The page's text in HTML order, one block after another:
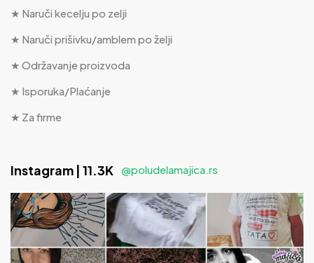
★ Naruči kecelju po zelji
★ Naruči prišivku/amblem po želji
★ Održavanje proizvoda
★ Isporuka/Plaćanje
★ Za firme
Instagram | 11.3K @poludelamajica.rs